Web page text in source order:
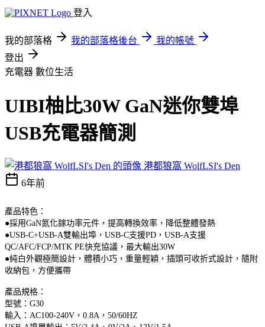
登入
我的部落格 我的部落格後台
我的帳號
登出
充電器 數位生活
UIBI柚比30W GaN迷你雙埠
USB充電器簡測
港都狼窩 WolfLSI's Den
6年前
產品特色：
●採用GaN氮化鎵功率元件，提高轉換效率，降低整體發熱
●USB-C+USB-A雙輸出埠，USB-C支援PD，USB-A支援
QC/AFC/FCP/MTK PE快充協議，最大輸出30W
●純白外觀極簡設計，體積小巧，重量輕穎，插頭可收折式設計，隨附
收納包，方便攜帶
產品規格：
型號：G30
輸入：AC100-240V，0.8A，50/60HZ